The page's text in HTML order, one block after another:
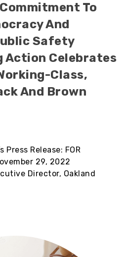
To
And
Safety
Action Celebrates
Class,
And Brown
Press Release: FOR
29, 2022
Director, Oakland